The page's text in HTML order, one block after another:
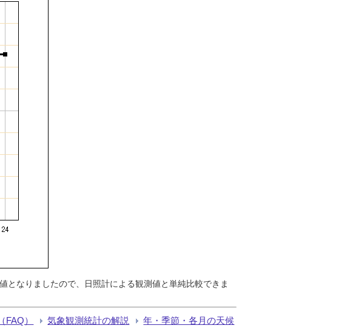
なりましたので、日照計による観測値と単純比較できま
FAQ） 気象観測統計の解説 年・季節・各月の天候